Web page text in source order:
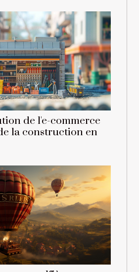
de l'e-commerce
la construction en